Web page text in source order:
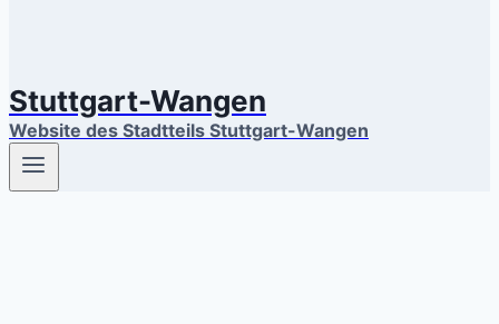
Stuttgart-Wangen
Website des Stadtteils Stuttgart-Wangen